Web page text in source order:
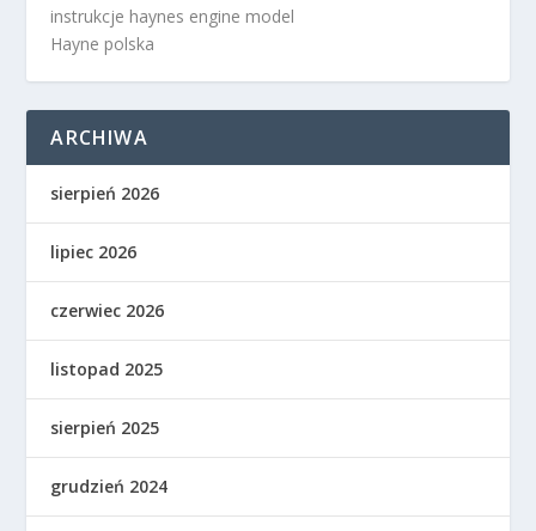
instrukcje haynes engine model
Hayne polska
ARCHIWA
sierpień 2026
lipiec 2026
czerwiec 2026
listopad 2025
sierpień 2025
grudzień 2024